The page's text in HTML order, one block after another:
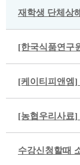
재학생 단체상
[한국식품연구
[케이티피앤엠]
[농협우리사료
수강신청할때